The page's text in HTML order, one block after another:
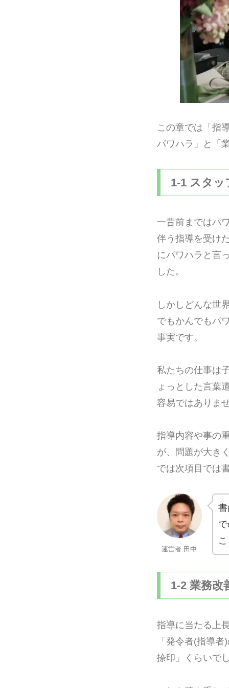
この章では「指
パワハラ」と「
1-1 スタ
一昔前まではパ
伴う指導を受け
にパワハラと言
した。
しかしどんな世
でもかんでもパ
事実です。
私たちの仕事は
ょっとした言葉
容易ではありま
指導内容や事の
が、問題が大き
では次項目では
運営者:田中
1-2 業務改
指導に当たる上
「発令者(指導
捺印」くらいで